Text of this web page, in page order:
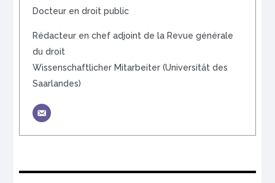
Docteur en droit public
Rédacteur en chef adjoint de la Revue générale
du droit
Wissenschaftlicher Mitarbeiter (Universität des
Saarlandes)